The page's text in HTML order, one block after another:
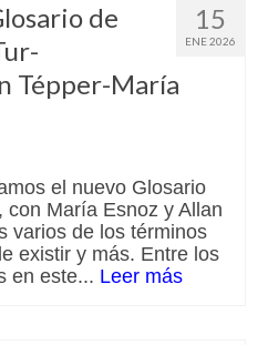
15
ENE 2026
de
Tépper-María
el nuevo Glosario
con María Esnoz y Allan
varios de los términos
existir y más. Entre los
en este... Leer más